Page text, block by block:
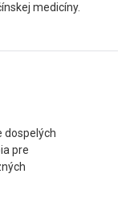
medicíny.
dospelých
pre